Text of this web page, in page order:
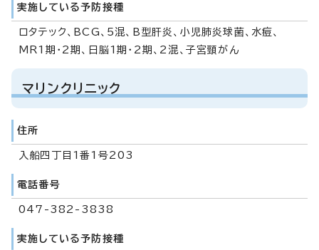
実施している予防接種
ロタテック、BCG、5混、B型肝炎、小児肺炎球菌、水痘、
MR1期・2期、日脳1期・2期、2混、子宮頸がん
マリンクリニック
住所
入船四丁目1番1号203
電話番号
047-382-3838
実施している予防接種